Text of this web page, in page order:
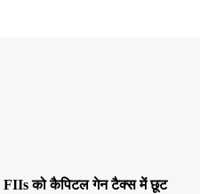
FIIs को कैपिटल गेन टैक्स में छूट